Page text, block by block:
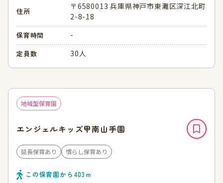
住所
〒6580013 兵庫県神戸市東灘区深江北町
2-8-18
保育時間 -
定員数 30人
地域型保育園
エンジェルキッズ甲南山手園
延長保育あり 慣らし保育あり
この保育園から 403ｍ